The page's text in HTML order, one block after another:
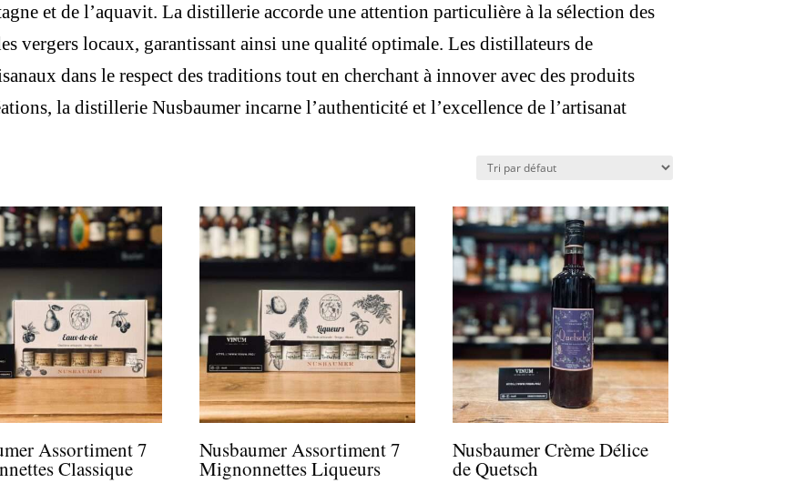
et de l’aquavit. La distillerie accorde une attention particulière à la sélection des
vergers locaux, garantissant ainsi une qualité optimale. Les distillateurs de
dans le respect des traditions tout en cherchant à innover avec des produits
la distillerie Nusbaumer incarne l’authenticité et l’excellence de l’artisanat
Assortiment 7
Classique
Nusbaumer Assortiment 7
Mignonnettes Liqueurs
Nusbaumer Crème Délice
de Quetsch